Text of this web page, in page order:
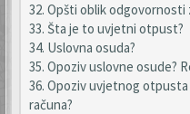
32. Opšti oblik odgovornosti
33. Šta je to uvjetni otpust?
34. Uslovna osuda?
35. Opoziv uslovne osude?
36. Opoziv uvjetnog
računa?